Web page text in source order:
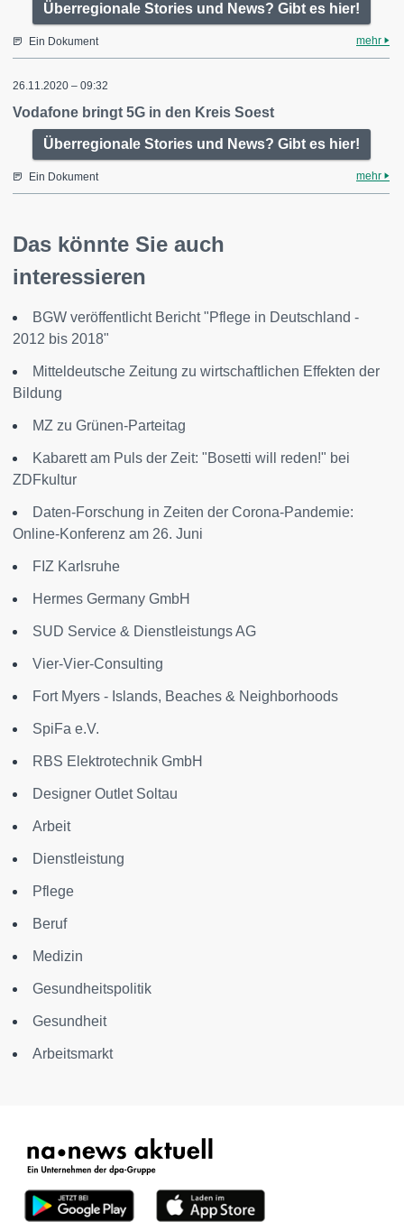
Überregionale Stories und News? Gibt es hier!
Ein Dokument mehr
26.11.2020 – 09:32
Vodafone bringt 5G in den Kreis Soest
Überregionale Stories und News? Gibt es hier!
Ein Dokument mehr
Das könnte Sie auch
interessieren
BGW veröffentlicht Bericht "Pflege in Deutschland -
2012 bis 2018"
Mitteldeutsche Zeitung zu wirtschaftlichen Effekten der
Bildung
MZ zu Grünen-Parteitag
Kabarett am Puls der Zeit: "Bosetti will reden!" bei
ZDFkultur
Daten-Forschung in Zeiten der Corona-Pandemie:
Online-Konferenz am 26. Juni
FIZ Karlsruhe
Hermes Germany GmbH
SUD Service & Dienstleistungs AG
Vier-Vier-Consulting
Fort Myers - Islands, Beaches & Neighborhoods
SpiFa e.V.
RBS Elektrotechnik GmbH
Designer Outlet Soltau
Arbeit
Dienstleistung
Pflege
Beruf
Medizin
Gesundheitspolitik
Gesundheit
Arbeitsmarkt